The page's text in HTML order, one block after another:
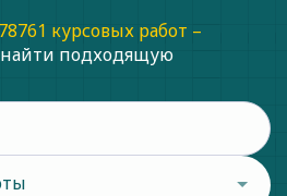
78761 курсовых работ –
подходящую